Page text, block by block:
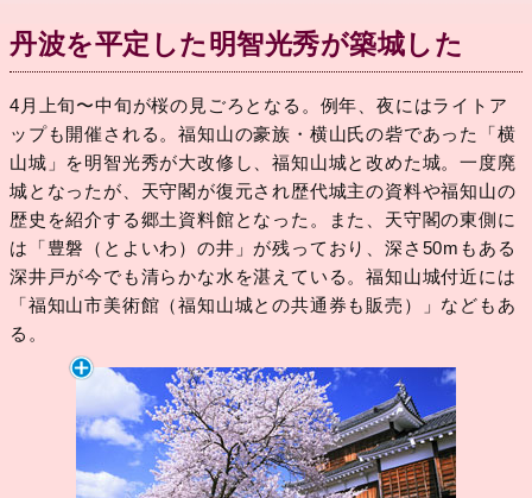
丹波を平定した明智光秀が築城した
4月上旬〜中旬が桜の見ごろとなる。例年、夜にはライトア
ップも開催される。福知山の豪族・横山氏の砦であった「横
山城」を明智光秀が大改修し、福知山城と改めた城。一度廃
城となったが、天守閣が復元され歴代城主の資料や福知山の
歴史を紹介する郷土資料館となった。また、天守閣の東側に
は「豊磐（とよいわ）の井」が残っており、深さ50mもある
深井戸が今でも清らかな水を湛えている。福知山城付近には
「福知山市美術館（福知山城との共通券も販売）」などもあ
る。